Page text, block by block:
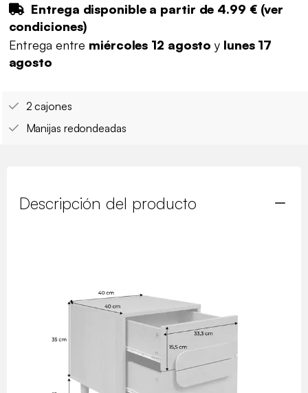
Entrega disponible a partir de 4.99 €(ver
condiciones)
Entrega entre miércoles 12 agostoy lunes 17
agosto
2 cajones
Manijas redondeadas
Descripción del producto